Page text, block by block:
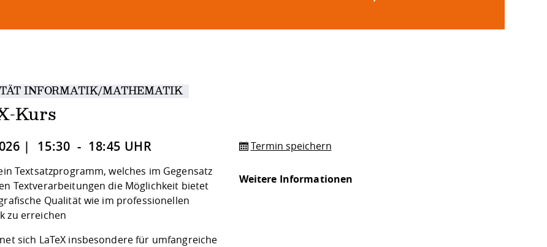
INFORMATIK/MATHEMATIK
Kurs
| 15:30 - 18:45 UHR
Textsatzprogramm, welches im Gegensatz
Textverarbeitungen die Möglichkeit bietet
Qualität wie im professionellen
zu erreichen
sich LaTeX insbesondere für umfangreiche
Termin speichern
Weitere Informationen